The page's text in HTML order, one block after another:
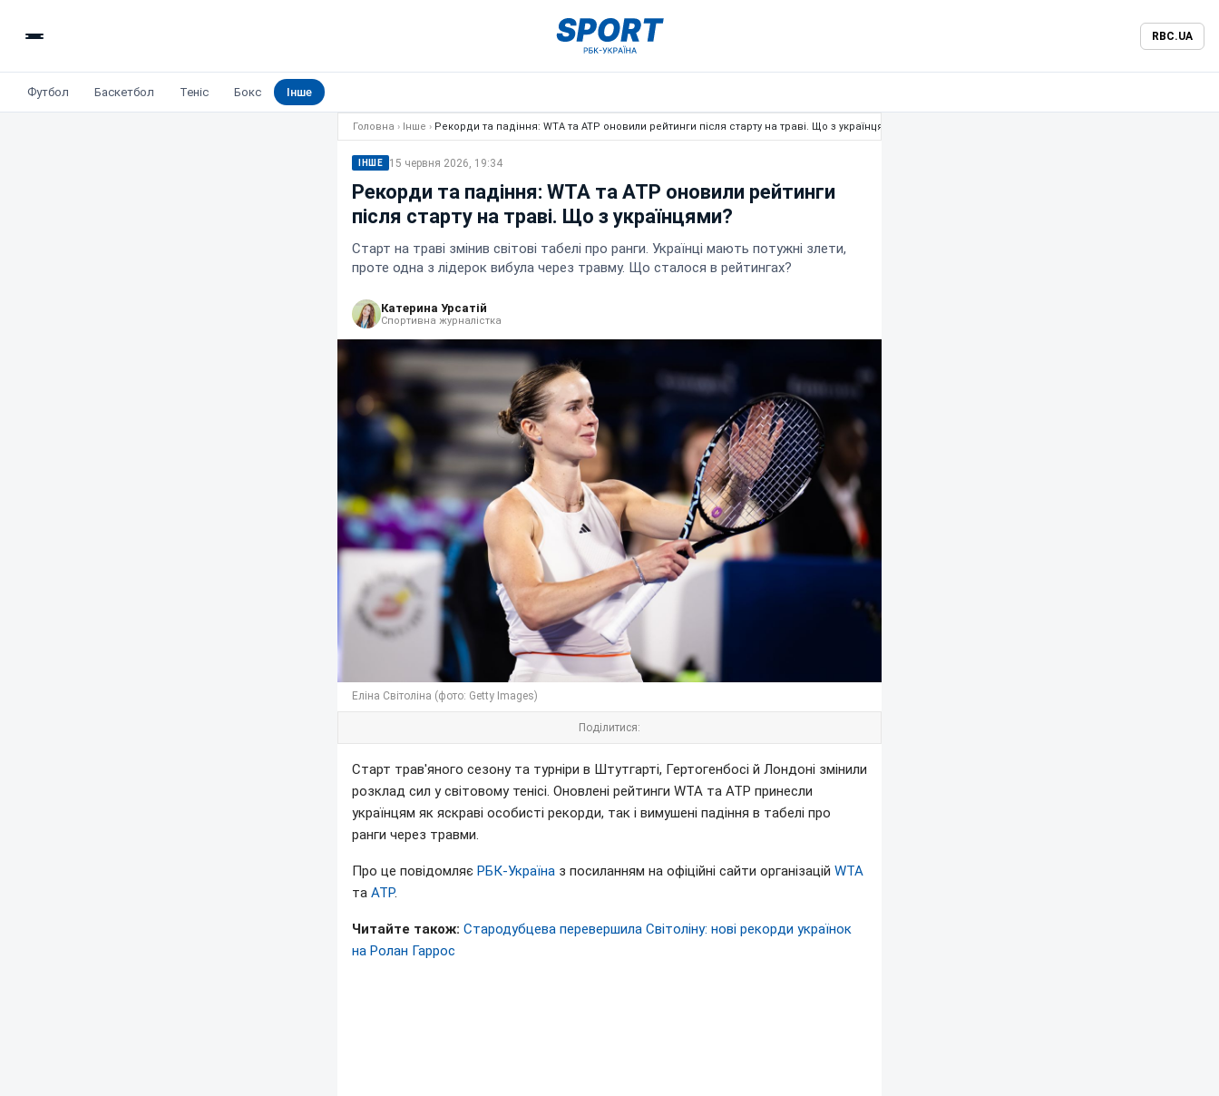
RBC.UA
Футбол Баскетбол Теніс Бокс Інше
Головна › Інше › Рекорди та падіння: WTA та ATP оновили рейтинги після старту на траві. Що з українцями?
ІНШЕ 15 червня 2026, 19:34
Рекорди та падіння: WTA та ATP оновили рейтинги
після старту на траві. Що з українцями?
Старт на траві змінив світові табелі про ранги. Українці мають потужні злети,
проте одна з лідерок вибула через травму. Що сталося в рейтингах?
Катерина Урсатій
Спортивна журналістка
Еліна Світоліна (фото: Getty Images)
Поділитися:
Старт трав'яного сезону та турніри в Штутгарті, Гертогенбосі й Лондоні змінили
розклад сил у світовому тенісі. Оновлені рейтинги WTA та ATP принесли
українцям як яскраві особисті рекорди, так і вимушені падіння в табелі про
ранги через травми.
Про це повідомляє РБК-Україна з посиланням на офіційні сайти організацій WTA
та ATP.
Читайте також: Стародубцева перевершила Світоліну: нові рекорди українок
на Ролан Гаррос